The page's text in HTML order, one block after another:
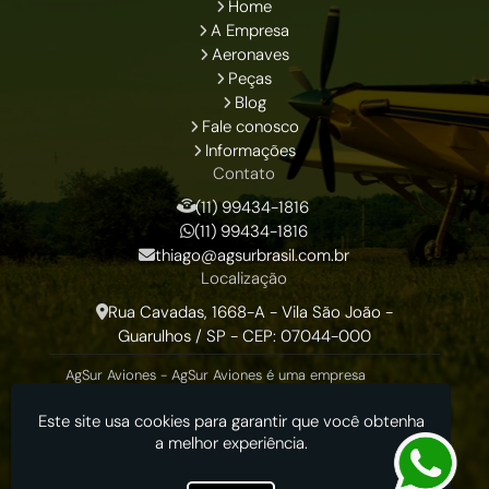
Home
A Empresa
Aeronaves
Peças
Blog
Fale conosco
Informações
Contato
(11) 99434-1816
(11) 99434-1816
thiago@agsurbrasil.com.br
Localização
Rua Cavadas, 1668-A - Vila São João -
Guarulhos / SP - CEP: 07044-000
AgSur Aviones - AgSur Aviones é uma empresa
Tractor, para o Brasil e America Latina desde 2007.
Este site usa cookies para garantir que você obtenha
a melhor experiência.